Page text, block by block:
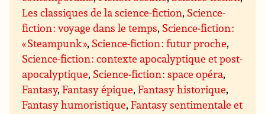
Les classiques de la science-fiction, Science-
fiction : voyage dans le temps, Science-fiction :
« Steampunk », Science-fiction : futur proche,
Science-fiction : contexte apocalyptique et post-
apocalyptique, Science-fiction : space opéra,
Fantasy,Fantasy épique,Fantasy historique,
Fantasy humoristique,Fantasy sentimentale et